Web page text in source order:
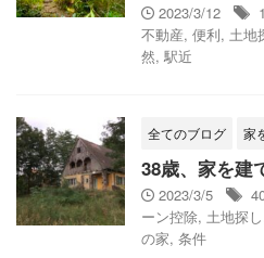
2023/3/12
不動産, 便利, 土地
然, 駅近
全てのブログ 家
38歳、家を建
2023/3/5
ーン控除, 土地探し
の家, 条件